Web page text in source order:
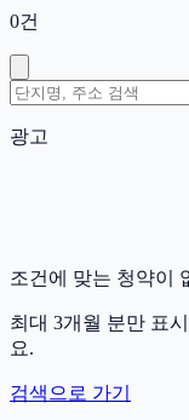
0건
광고
조건에 맞는 청약이
최대 3개월 분만 표
요.
검색으로 가기